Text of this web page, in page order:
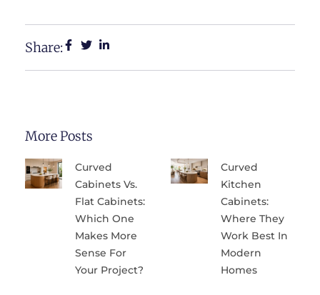
Share:
More Posts
Curved
Cabinets Vs.
Flat Cabinets:
Which One
Makes More
Sense For
Your Project?
Curved
Kitchen
Cabinets:
Where They
Work Best In
Modern
Homes